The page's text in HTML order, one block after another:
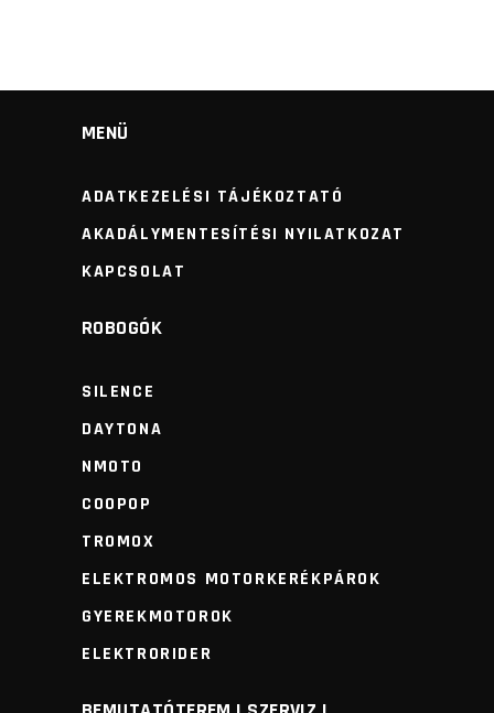
MENÜ
ADATKEZELÉSI TÁJÉKOZTATÓ
AKADÁLYMENTESÍTÉSI NYILATKOZAT
KAPCSOLAT
ROBOGÓK
SILENCE
DAYTONA
NMOTO
COOPOP
TROMOX
ELEKTROMOS MOTORKERÉKPÁROK
GYEREKMOTOROK
ELEKTRORIDER